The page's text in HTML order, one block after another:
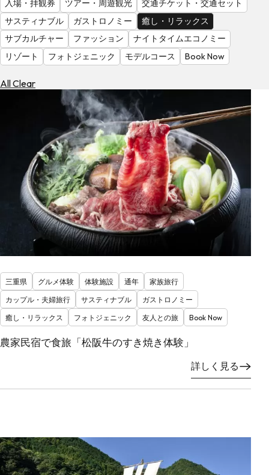
見
る
入場・拝観券 ツアー・周遊観光
交通チケット・交通セット
サスティナブル
ガストロノミー
癒し・リラックス
サブカルチャー
ファッション
ナイトタイムエコノミー
リゾート
フォトジェニック モデルコース Book Now
All Clear
三重県 グルメ体験 体験施設 通年
家族旅行
カップル・夫婦旅行
サスティナブル
ガストロノミー
癒し・リラックス
フォトジェニック 友人との旅 Book Now
農家民宿で食旅「松阪牛のすき焼き体験」
詳しく見る